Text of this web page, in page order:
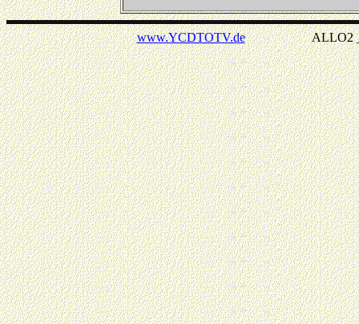
www.YCDTOTV.deALLO2 _